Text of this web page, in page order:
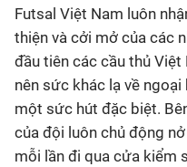
Futsal Việt Nam luôn
thiện và cởi mở của các
đầu tiên các cầu thủ
nên sức khác lạ về
một sức hút đặc biệt.
của đội luôn chủ động
mỗi lần đi qua cửa kiểm